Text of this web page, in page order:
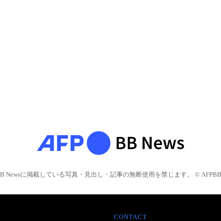
Newsに掲載している写真・見出し・記事の無断使用を禁じます。 © AFPBB
CONTACT